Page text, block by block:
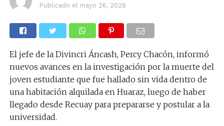
Publicado el mayo 26, 2026
El jefe de la Divincri Áncash, Percy Chacón, informó
nuevos avances en la investigación por la muerte del
joven estudiante que fue hallado sin vida dentro de
una habitación alquilada en Huaraz, luego de haber
llegado desde Recuay para prepararse y postular a la
universidad.